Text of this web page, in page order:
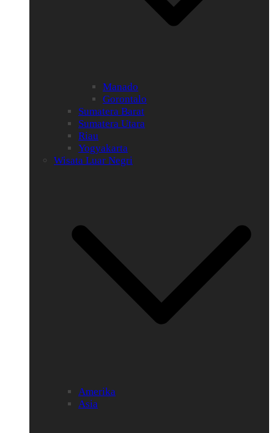
Manado
Gorontalo
Sumatera Barat
Sumatera Utara
Riau
Yogyakarta
Wisata Luar Negri
Amerika
Asia